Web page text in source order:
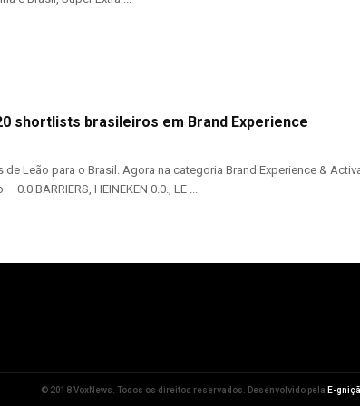
shortlists brasileiros em Brand Experience
de Leão para o Brasil. Agora na categoria Brand Experience &
– 0.0 BARRIERS, HEINEKEN 0.0., LE ...
© 2018 VoxNews. Todos os direitos reservados. Desenvolvido pela E-